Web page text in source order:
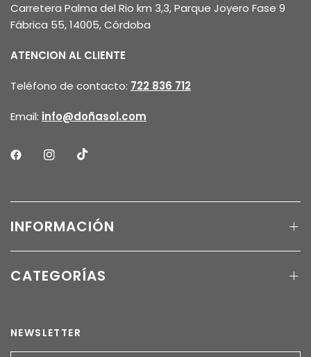
Carretera Palma del Rio km 3,3, Parque Joyero Fase 9
Fábrica 55, 14005, Córdoba
ATENCION AL CLIENTE
Teléfono de contacto: 722 836 712
Email: info@doñasol.com
INFORMACIÓN
CATEGORÍAS
NEWSLETTER